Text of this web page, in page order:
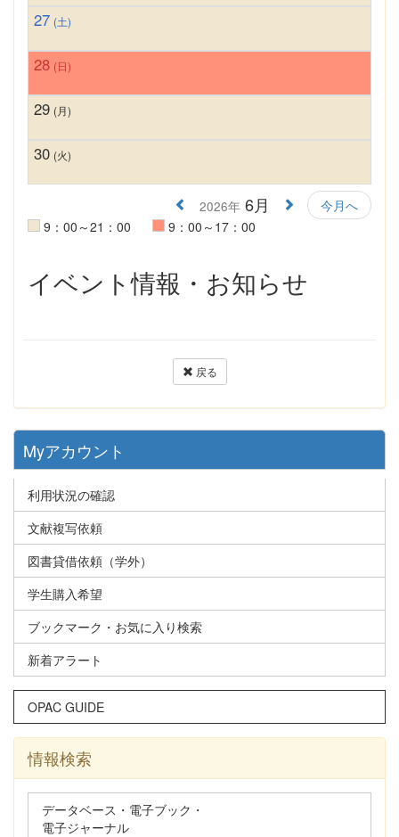
27 (土)
28 (日)
29 (月)
30 (火)
2026年 6月
今月へ
9：00～21：00
9：00～17：00
イベント情報・お知らせ
戻る
Myアカウント
利用状況の確認
文献複写依頼
図書貸借依頼（学外）
学生購入希望
ブックマーク・お気に入り検索
新着アラート
OPAC GUIDE
情報検索
データベース・電子ブック・
電子ジャーナル